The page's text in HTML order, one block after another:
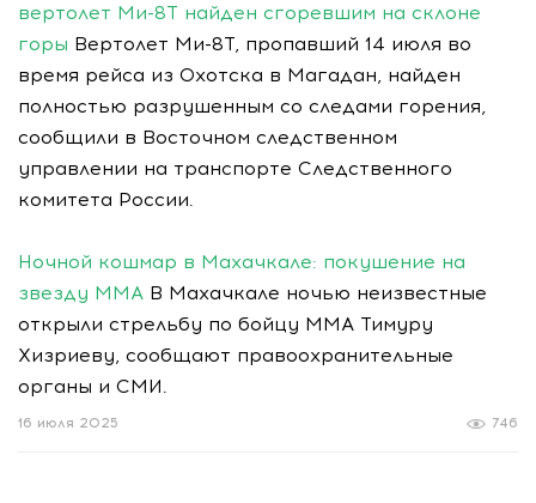
вертолет Ми-8Т найден сгоревшим на склоне
горы Вертолет Ми-8Т, пропавший 14 июля во
время рейса из Охотска в Магадан, найден
полностью разрушенным со следами горения,
сообщили в Восточном следственном
управлении на транспорте Следственного
комитета России.
Ночной кошмар в Махачкале: покушение на
звезду ММА В Махачкале ночью неизвестные
открыли стрельбу по бойцу ММА Тимуру
Хизриеву, сообщают правоохранительные
органы и СМИ.
746
16 июля 2025